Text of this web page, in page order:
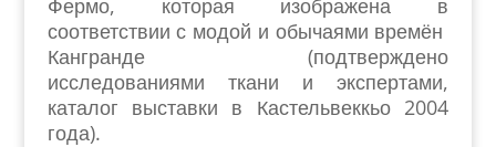
Фермо, которая изображена в
соответствии с модой и обычаями времён
Кангранде (подтверждено
исследованиями ткани и экспертами,
каталог выставки в Кастельвеккьо 2004
года).